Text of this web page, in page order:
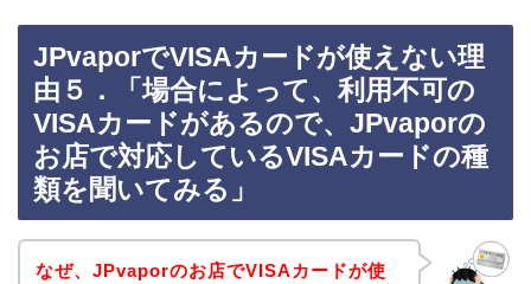
JPvaporでVISAカードが使えない理
由５．「場合によって、利用不可の
VISAカードがあるので、JPvaporの
お店で対応しているVISAカードの種
類を聞いてみる」
なぜ、JPvaporのお店でVISAカードが使